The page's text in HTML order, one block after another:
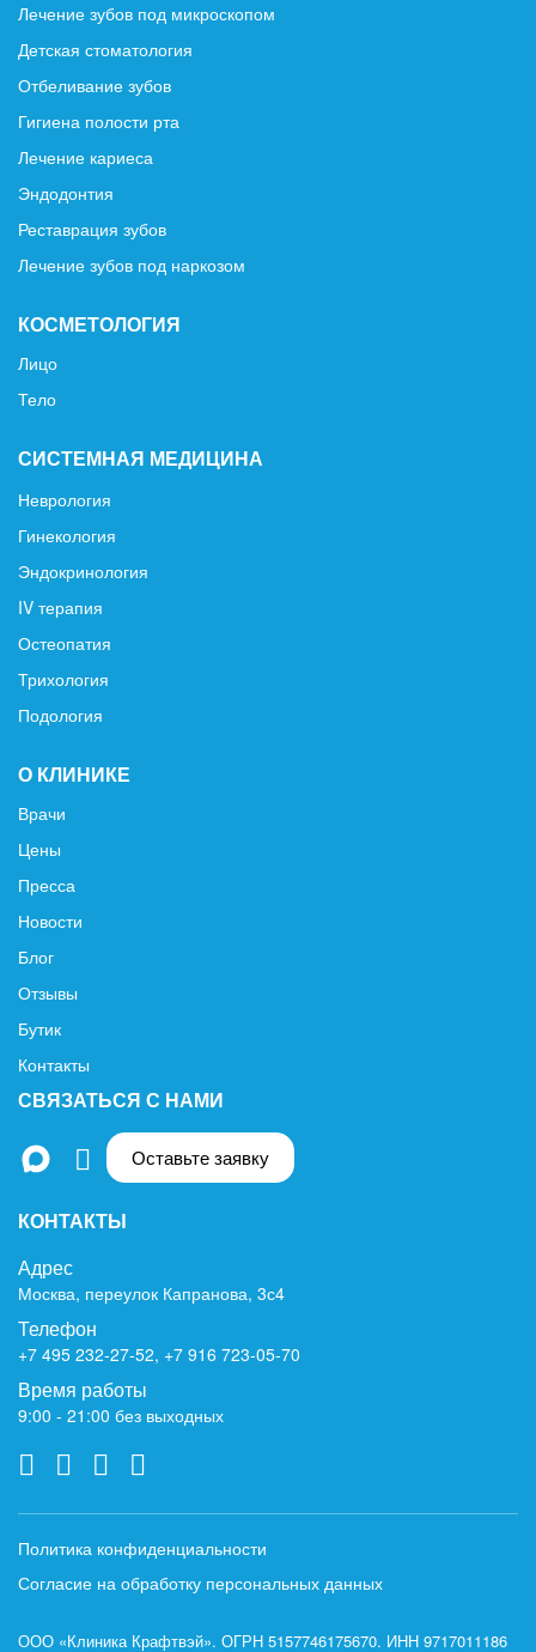
Лечение зубов под микроскопом
Детская стоматология
Отбеливание зубов
Гигиена полости рта
Лечение кариеса
Эндодонтия
Реставрация зубов
Лечение зубов под наркозом
КОСМЕТОЛОГИЯ
Лицо
Тело
СИСТЕМНАЯ МЕДИЦИНА
Неврология
Гинекология
Эндокринология
IV терапия
Остеопатия
Трихология
Подология
О КЛИНИКЕ
Врачи
Цены
Пресса
Новости
Блог
Отзывы
Бутик
Контакты
СВЯЗАТЬСЯ С НАМИ
Оставьте заявку
КОНТАКТЫ
Адрес
Москва, переулок Капранова, 3с4
Телефон
+7 495 232-27-52, +7 916 723-05-70
Время работы
9:00 - 21:00 без выходных
Политика конфиденциальности
Согласие на обработку персональных данных
ООО «Клиника Крафтвэй». ОГРН 5157746175670. ИНН 9717011186